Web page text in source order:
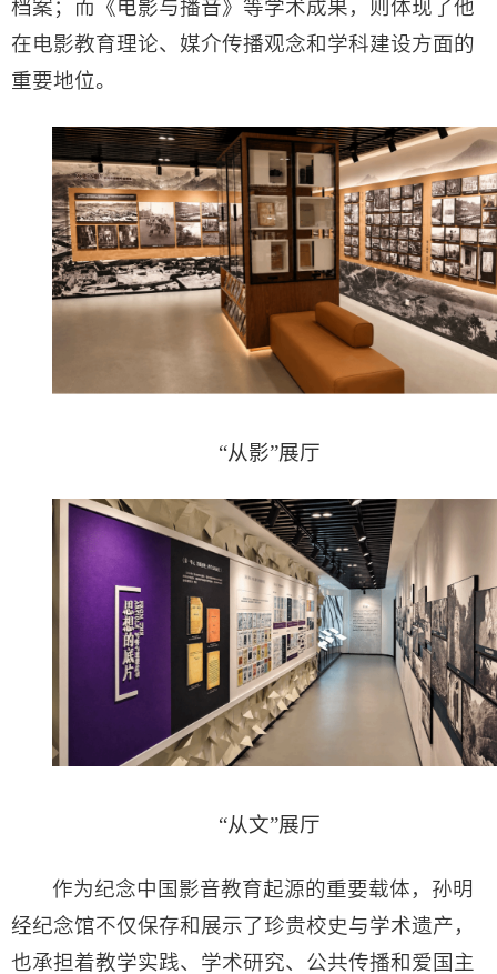
档案；而《电影与播音》等学术成果，则体现了他
在电影教育理论、媒介传播观念和学科建设方面的
重要地位。
“从影”展厅
“从文”展厅
作为纪念中国影音教育起源的重要载体，孙明
经纪念馆不仅保存和展示了珍贵校史与学术遗产，
也承担着教学实践、学术研究、公共传播和爱国主